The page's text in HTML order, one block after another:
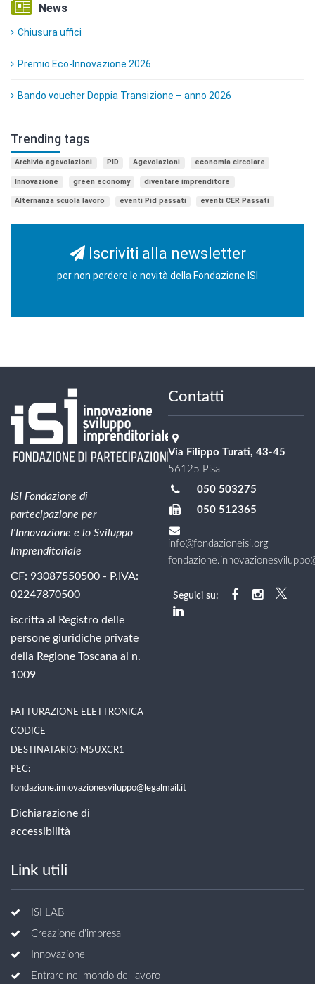
News
Chiusura uffici
Premio Eco-Innovazione 2026
Bando voucher Doppia Transizione – anno 2026
Trending tags
Archivio agevolazioni PID Agevolazioni economia circolare
Innovazione green economy diventare imprenditore
Alternanza scuola lavoro eventi Pid passati eventi CER Passati
Iscriviti alla newsletter
per non perdere le novità della Fondazione ISI
ISI Fondazione di
partecipazione per
l'Innovazione e lo Sviluppo
Imprenditoriale
CF: 93087550500 - P.IVA:
02247870500
iscritta al Registro delle
persone giuridiche private
della Regione Toscana al n.
1009
FATTURAZIONE ELETTRONICA
CODICE
DESTINATARIO: M5UXCR1
PEC:
fondazione.innovazionesviluppo@legalmail.it
Dichiarazione di
accessibilità
Contatti
Via Filippo Turati, 43-45
56125 Pisa
050 503275
050 512365
info@fondazioneisi.org
Seguici su:
Link utili
ISI LAB
Creazione d'impresa
Innovazione
Entrare nel mondo del lavoro